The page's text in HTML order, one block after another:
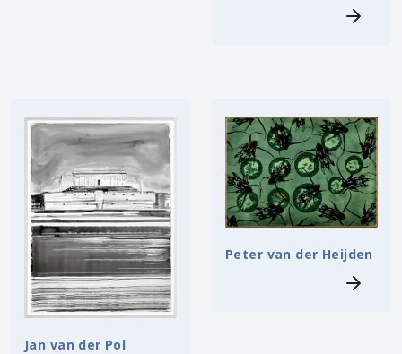
Jan van der Pol
Peter van der Heijden